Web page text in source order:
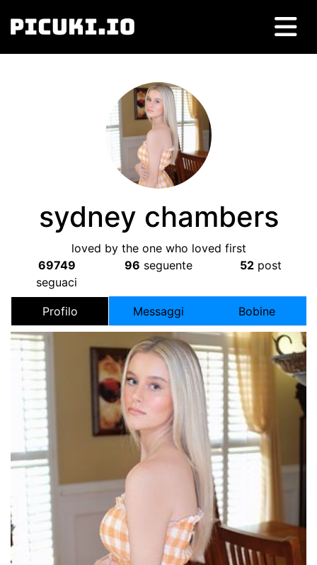
sydney chambers
loved by the one who loved first
69749
seguaci
96 seguente 52post
Profilo Messaggi Bobine